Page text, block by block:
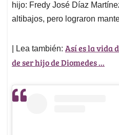
hijo: Fredy José Díaz
altibajos, pero lograron
| Lea también: Así es la vida
de ser hijo de Diomedes ...